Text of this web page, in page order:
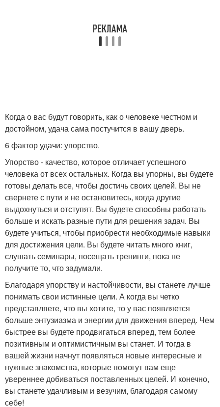
Когда о вас будут говорить, как о человеке честном и
достойном, удача сама постучится в вашу дверь.
6 фактор удачи: упорство.
Упорство - качество, которое отличает успешного
человека от всех остальных. Когда вы упорны, вы будете
готовы делать все, чтобы достичь своих целей. Вы не
свернете с пути и не остановитесь, когда другие
выдохнуться и отступят. Вы будете способны работать
больше и искать разные пути для решения задач. Вы
будете учиться, чтобы приобрести необходимые навыки
для достижения цели. Вы будете читать много книг,
слушать семинары, посещать тренинги, пока не
получите то, что задумали.
Благодаря упорству и настойчивости, вы станете лучше
понимать свои истинные цели. А когда вы четко
представляете, что вы хотите, то у вас появляется
больше энтузиазма и энергии для движения вперед. Чем
быстрее вы будете продвигаться вперед, тем более
позитивным и оптимистичным вы станет. И тогда в
вашей жизни начнут появляться новые интересные и
нужные знакомства, которые помогут вам еще
увереннее добиваться поставленных целей. И конечно,
вы станете удачливым и везучим, благодаря самому
себе!